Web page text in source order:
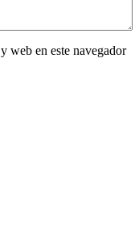
web en este navegador